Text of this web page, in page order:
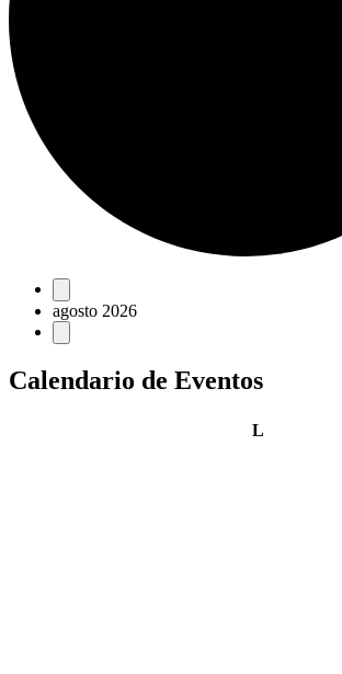
Eventos
agosto 2026
Calendario de Eventos
Llunes